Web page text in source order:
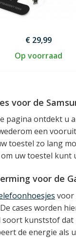
€ 29,99
Op voorraad
voor de
pagina ontdekt u
een
toestel zo lang
uw toestel kunt
voor de
voor
cases worden
soort kunststof dat
de energie als